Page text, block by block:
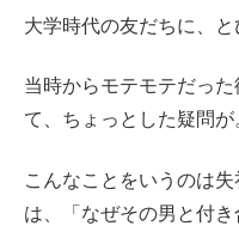
大学時代の友だちに、と
当時からモテモテだっ
て、ちょっとした疑問が
こんなことをいうのは
は、「なぜその男と付